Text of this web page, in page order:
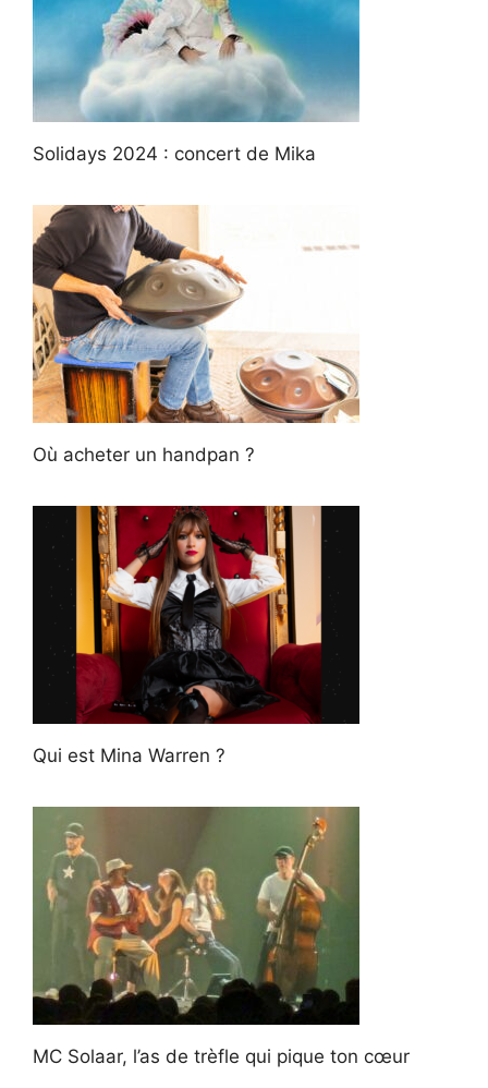
Solidays 2024 : concert de Mika
Où acheter un handpan ?
Qui est Mina Warren ?
MC Solaar, l’as de trèfle qui pique ton cœur